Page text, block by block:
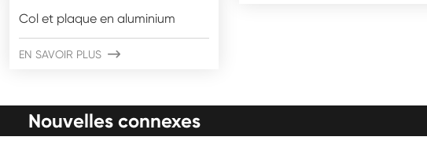
Col et plaque en aluminium
EN SAVOIR PLUS 
Nouvelles connexes